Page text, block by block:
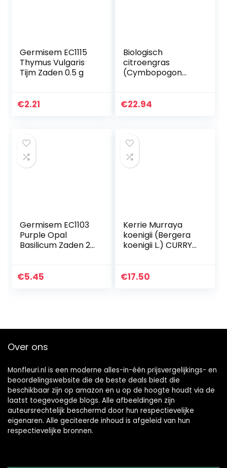
Germisem EC1115
Thymus Vulgaris
Tijm Zaden 0.5 g
€2.21
Biologisch
citroengras
(Cymbopogon
duurzame teelt, (2
€22.94
Germisem EC1103
Purple Opal
Basilicum Zaden 2
€5.45
Kerrie Murraya
koenigii (Bergera
koenigii L.) CURRY
€17.50
Over ons
Monfleuri.nl is een moderne alles-in-één prijsvergelijkings- en
beoordelingswebsite die de beste deals biedt die
beschikbaar zijn op amazon en u op de hoogte houdt via de
laatst toegevoegde blogs. Alle afbeeldingen zijn
auteursrechtelijk beschermd door hun respectievelijke
eigenaren. Alle geciteerde inhoud is afgeleid van hun
respectievelijke bronnen.